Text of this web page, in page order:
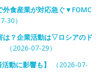
食産業が対応急ぐ▼FOMC
30）
？企業活動は▽ロシアのド
（2026-07-29）
動に影響も】
（2026-07-